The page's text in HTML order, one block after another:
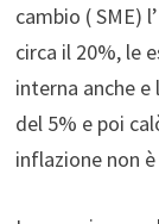
cambio ( SME)
circa il 20%, le
interna anche
del 5% e poi
inflazione non